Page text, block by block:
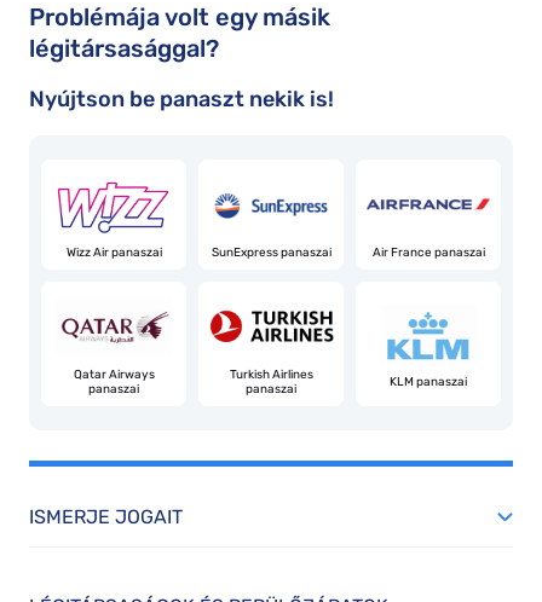
Problémája volt egy másik
légitársasággal?
Nyújtson be panaszt nekik is!
Wizz Air panaszai SunExpress panaszai Air France panaszai
Qatar Airways
panaszai
Turkish Airlines
panaszai
KLM panaszai
ISMERJE JOGAIT